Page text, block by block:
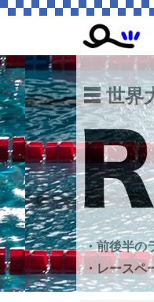
世界
・前後半の
・レース